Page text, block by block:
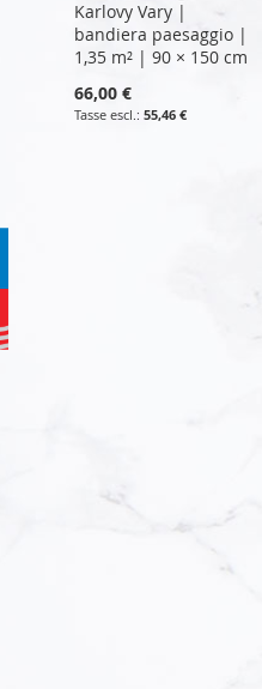
Karlovy Vary |
bandiera paesaggio |
1,35 m² | 90 × 150 cm
66,00 €
55,46 €